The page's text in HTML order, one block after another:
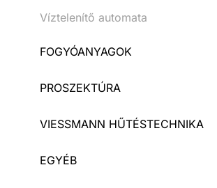
Víztelenítő automata
FOGYÓANYAGOK
PROSZEKTÚRA
VIESSMANN HŰTÉSTECHNIKA
EGYÉB